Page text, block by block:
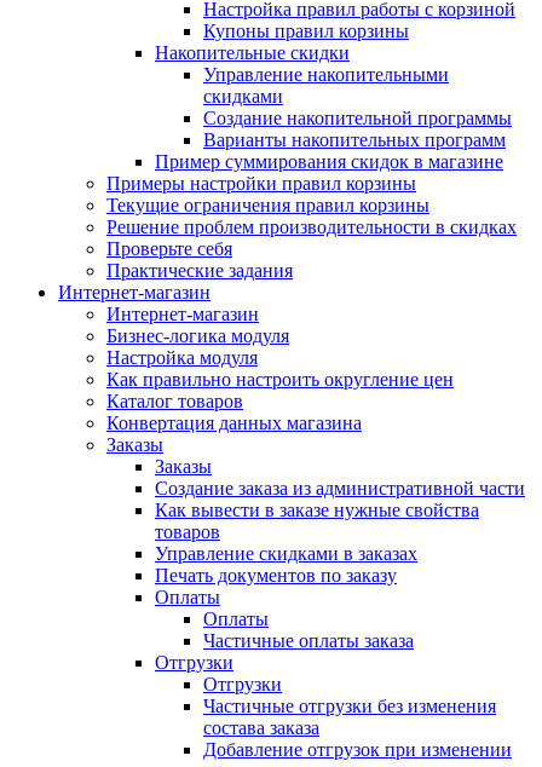
Настройка правил работы с корзиной
Купоны правил корзины
Накопительные скидки
Управление накопительными
скидками
Создание накопительной программы
Варианты накопительных программ
Пример суммирования скидок в магазине
Примеры настройки правил корзины
Текущие ограничения правил корзины
Решение проблем производительности в скидках
Проверьте себя
Практические задания
Интернет-магазин
Интернет-магазин
Бизнес-логика модуля
Настройка модуля
Как правильно настроить округление цен
Каталог товаров
Конвертация данных магазина
Заказы
Заказы
Создание заказа из административной части
Как вывести в заказе нужные свойства
товаров
Управление скидками в заказах
Печать документов по заказу
Оплаты
Оплаты
Частичные оплаты заказа
Отгрузки
Отгрузки
Частичные отгрузки без изменения
состава заказа
Добавление отгрузок при изменении